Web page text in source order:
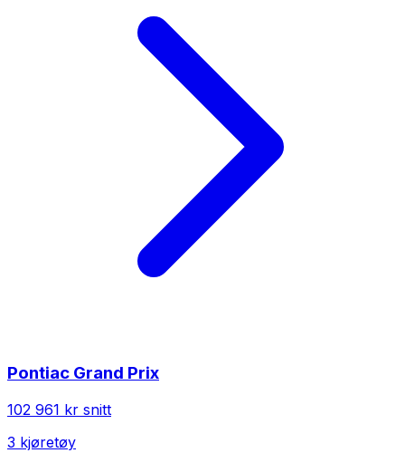
Pontiac Grand Prix
102 961 kr snitt
3 kjøretøy